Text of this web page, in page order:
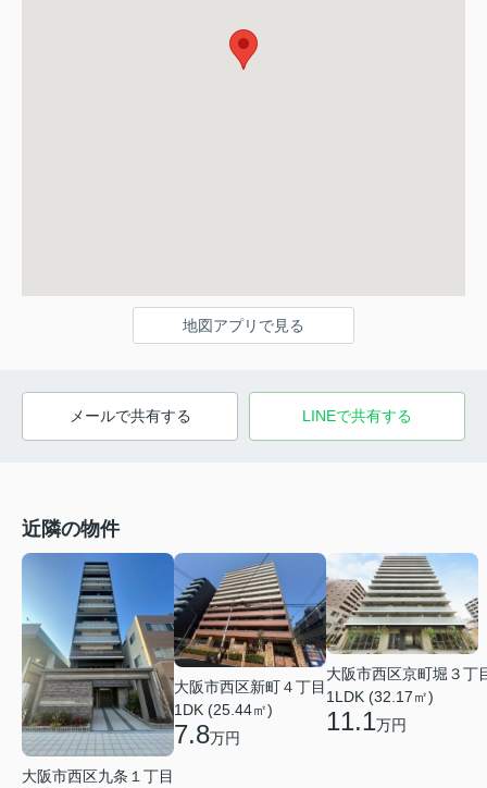
地図アプリで見る
メールで共有する LINEで共有する
近隣の物件
大阪市西区九条１丁目
大阪市西区新町４丁目
1DK (25.44㎡)
7.8万円
大阪市西区京町堀３丁
1LDK (32.17㎡)
11.1万円